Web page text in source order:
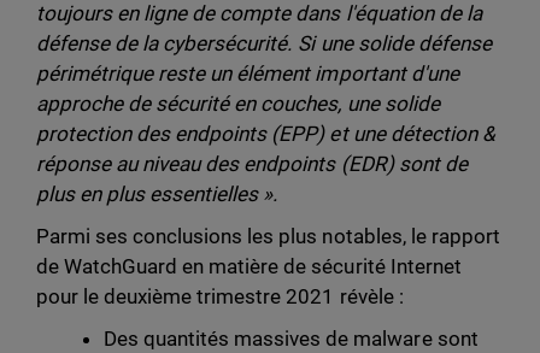
toujours en ligne de compte dans l'équation de la
défense de la cybersécurité. Si une solide défense
périmétrique reste un élément important d'une
approche de sécurité en couches, une solide
protection des endpoints (EPP) et une détection &
réponse au niveau des endpoints (EDR) sont de
plus en plus essentielles ».
Parmi ses conclusions les plus notables, le rapport
de WatchGuard en matière de sécurité Internet
pour le deuxième trimestre 2021 révèle :
Des quantités massives de malware sont